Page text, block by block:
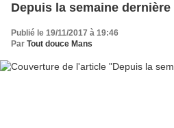
Depuis la semaine dernière
Publié le 19/11/2017 à 19:46
Par Tout douce Mans